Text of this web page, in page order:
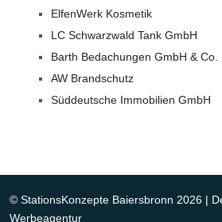
ElfenWerk Kosmetik
LC Schwarzwald Tank GmbH
Barth Bedachungen GmbH & Co.
AW Brandschutz
Süddeutsche Immobilien GmbH
© StationsKonzepte Baiersbronn 2026 |
Werbeagentur